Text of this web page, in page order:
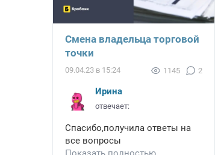
Смена владельца торговой
точки
09.04.23 в 15:24 1145 2
Ирина
отвечает:
Спасибо,получила ответы на
все вопросы